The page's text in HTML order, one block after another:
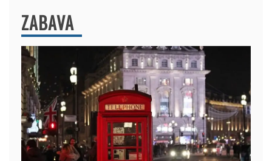
ZABAVA